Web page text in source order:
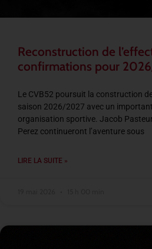
Reconstruction de
confirmations pour
Le CVB52 poursuit la construction
saison 2026/2027 avec un
organisation sportive. Jacob
Perez continueront l’aventure sous
LIRE LA SUITE »